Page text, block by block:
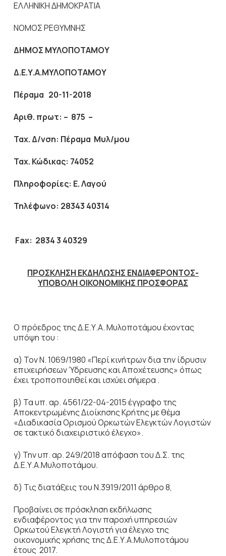
ΕΛΛΗΝΙΚΗ ΔΗΜΟΚΡΑΤΙΑ
ΝΟΜΟΣ ΡΕΘΥΜΝΗΣ
ΔΗΜΟΣ ΜΥΛΟΠΟΤΑΜΟΥ
Δ.Ε.Υ.Α.ΜΥΛΟΠΟΤΑΜΟΥ
Πέραμα 20-11-2018
Αριθ. πρωτ: – 875 –
Ταχ. Δ/νση: Πέραμα Μυλ/μου
Ταχ. Κώδικας: 74052
Πληροφορίες: Ε. Λαγού
Τηλέφωνο: 28343 40314
Fax: 2834 3 40329
ΠΡΟΣΚΛΗΣΗ ΕΚΔΗΛΩΣΗΣ ΕΝΔΙΑΦΕΡΟΝΤΟΣ-
ΥΠΟΒΟΛΗ ΟΙΚΟΝΟΜΙΚΗΣ ΠΡΟΣΦΟΡΑΣ
Ο πρόεδρος της Δ.Ε.Υ.Α. Μυλοποτάμου έχοντας
υπόψη του :
α) Τον Ν. 1069/1980 «Περί κινήτρων δια την ίδρυσιν
επιχειρήσεων Ύδρευσης και Αποχέτευσης» όπως
έχει τροποποιηθεί και ισχύει σήμερα .
β) Τα υπ. αρ. 4561/22-04-2015 έγγραφο της
Αποκεντρωμένης Διοίκησης Κρήτης με θέμα
«Διαδικασία Ορισμού Ορκωτών Ελεγκτών Λογιστών
σε τακτικό διαχειριστικό έλεγχο».
γ) Την υπ. αρ. 249/2018 απόφαση του Δ.Σ. της
Δ.Ε.Υ.Α.Μυλοποτάμου.
δ) Τις διατάξεις του Ν.3919/2011 άρθρο 8,
Προβαίνει σε πρόσκληση εκδήλωσης
ενδιαφέροντος για την παροχή υπηρεσιών
Ορκωτού Ελεγκτή Λογιστή για έλεγχο της
οικονομικής χρήσης της Δ.Ε.Υ.Α.Μυλοποτάμου
έτους 2017.